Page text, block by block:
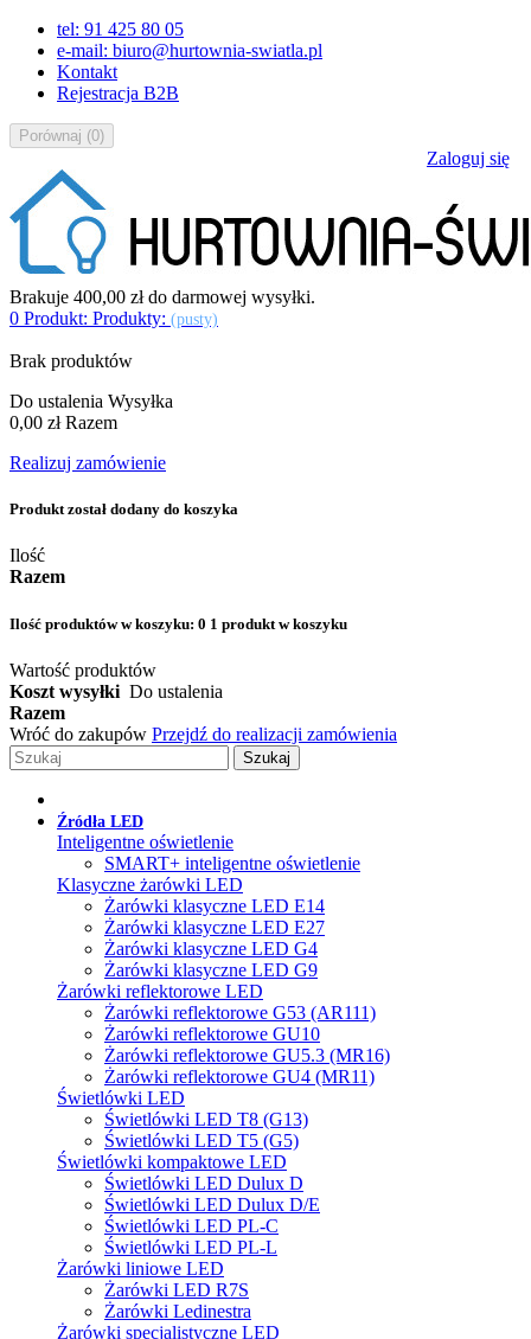
tel: 91 425 80 05
e-mail: biuro@hurtownia-swiatla.pl
Kontakt
Rejestracja B2B
Porównaj (0)
Zaloguj się
Brakuje 400,00 złdo darmowej wysyłki.
0 Produkt: Produkty: (pusty)
Brak produktów
Do ustalenia Wysyłka
0,00 zł Razem
Realizuj zamówienie
Produkt został dodany do koszyka
Ilość
Razem
Ilość produktów w koszyku: 0 1 produkt w koszyku
Wartość produktów
Koszt wysyłki Do ustalenia
Razem
Wróć do zakupów Przejdź do realizacji zamówienia
Szukaj
Źródła LED
Inteligentne oświetlenie
SMART+ inteligentne oświetlenie
Klasyczne żarówki LED
Żarówki klasyczne LED E14
Żarówki klasyczne LED E27
Żarówki klasyczne LED G4
Żarówki klasyczne LED G9
Żarówki reflektorowe LED
Żarówki reflektorowe G53 (AR111)
Żarówki reflektorowe GU10
Żarówki reflektorowe GU5.3 (MR16)
Żarówki reflektorowe GU4 (MR11)
Świetlówki LED
Świetlówki LED T8 (G13)
Świetlówki LED T5 (G5)
Świetlówki kompaktowe LED
Świetlówki LED Dulux D
Świetlówki LED Dulux D/E
Świetlówki LED PL-C
Świetlówki LED PL-L
Żarówki liniowe LED
Żarówki LED R7S
Żarówki Ledinestra
Żarówki specjalistyczne LED